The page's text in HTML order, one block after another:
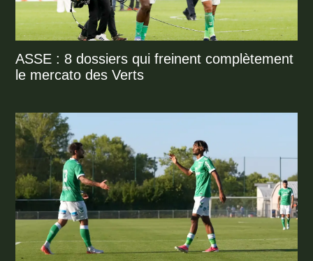
ASSE : 8 dossiers qui freinent complètement
le mercato des Verts